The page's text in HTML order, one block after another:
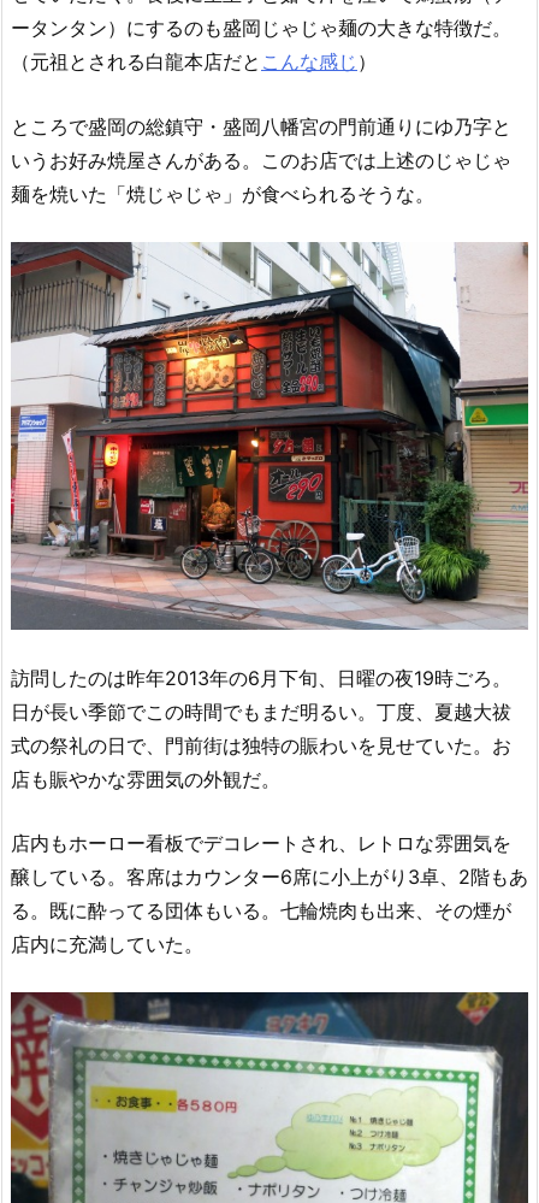
ータンタン）にするのも盛岡じゃじゃ麺の大きな特徴だ。
（元祖とされる白龍本店だと こんな感じ ）
ところで盛岡の総鎮守・盛岡八幡宮の門前通りにゆ乃字と
いうお好み焼屋さんがある。このお店では上述のじゃじゃ
麺を焼いた「焼じゃじゃ」が食べられるそうな。
訪問したのは昨年2013年の6月下旬、日曜の夜19時ごろ。
日が長い季節でこの時間でもまだ明るい。丁度、夏越大祓
式の祭礼の日で、門前街は独特の賑わいを見せていた。お
店も賑やかな雰囲気の外観だ。
店内もホーロー看板でデコレートされ、レトロな雰囲気を
醸している。客席はカウンター6席に小上がり3卓、2階もあ
る。既に酔ってる団体もいる。七輪焼肉も出来、その煙が
店内に充満していた。